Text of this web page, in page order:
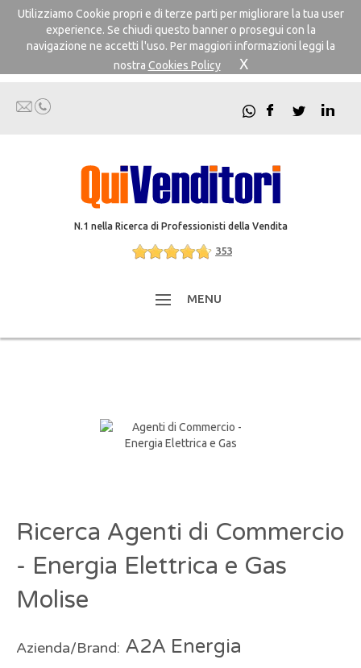
Utilizziamo Cookie propri e di terze parti per migliorare la tua user
experience. Se chiudi questo banner o prosegui con la
navigazione ne accetti l'uso. Per maggiori informazioni leggi la
nostra Cookies Policy X
N.1 nella Ricerca di Professionisti della Vendita
353
MENU
Ricerca Agenti di Commercio
- Energia Elettrica e Gas
Molise
Azienda/Brand: A2A Energia